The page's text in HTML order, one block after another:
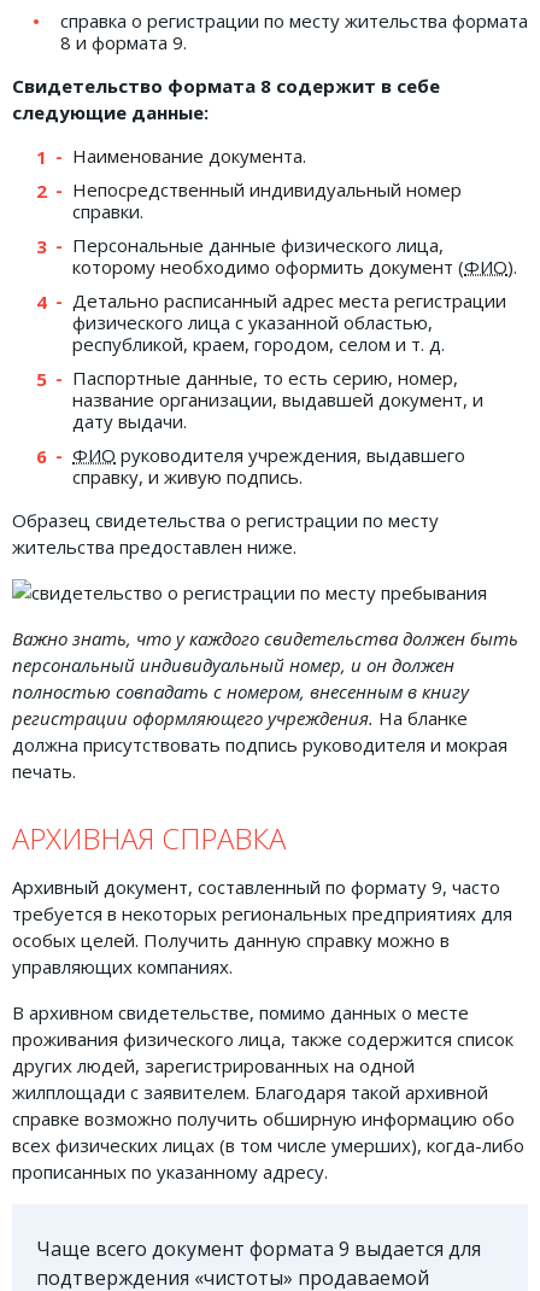
справка о регистрации по месту жительства формата
8 и формата 9.
Свидетельство формата 8 содержит в себе
следующие данные:
Наименование документа.
Непосредственный индивидуальный номер
справки.
Персональные данные физического лица,
которому необходимо оформить документ (ФИО).
Детально расписанный адрес места регистрации
физического лица с указанной областью,
республикой, краем, городом, селом и т. д.
Паспортные данные, то есть серию, номер,
название организации, выдавшей документ, и
дату выдачи.
ФИО руководителя учреждения, выдавшего
справку, и живую подпись.
Образец свидетельства о регистрации по месту
жительства предоставлен ниже.
Важно знать, что у каждого свидетельства должен быть
персональный индивидуальный номер, и он должен
полностью совпадать с номером, внесенным в книгу
регистрации оформляющего учреждения. На бланке
должна присутствовать подпись руководителя и мокрая
печать.
АРХИВНАЯ СПРАВКА
Архивный документ, составленный по формату 9, часто
требуется в некоторых региональных предприятиях для
особых целей. Получить данную справку можно в
управляющих компаниях.
В архивном свидетельстве, помимо данных о месте
проживания физического лица, также содержится список
других людей, зарегистрированных на одной
жилплощади с заявителем. Благодаря такой архивной
справке возможно получить обширную информацию обо
всех физических лицах (в том числе умерших), когда-либо
прописанных по указанному адресу.
Чаще всего документ формата 9 выдается для
подтверждения «чистоты» продаваемой